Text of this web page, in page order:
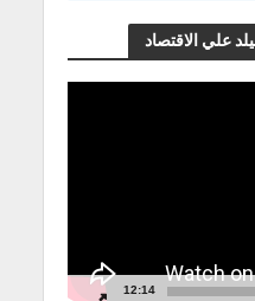
علي الاقتصاد
12:14